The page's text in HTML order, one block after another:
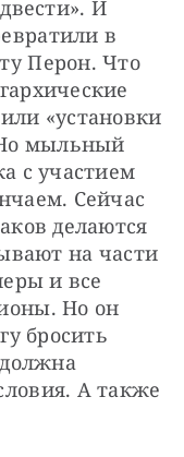
И
в
Перон. Что
«установки
мыльный
с участием
Сейчас
делаются
на части
и все
Но он
бросить
А также